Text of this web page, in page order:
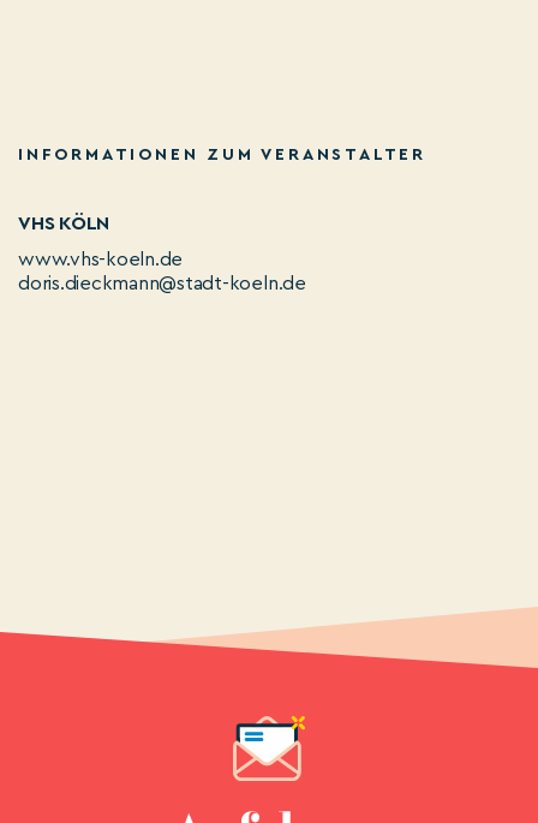
INFORMATIONEN ZUM VERANSTALTER
VHS KÖLN
www.vhs-koeln.de
doris.dieckmann@stadt-koeln.de